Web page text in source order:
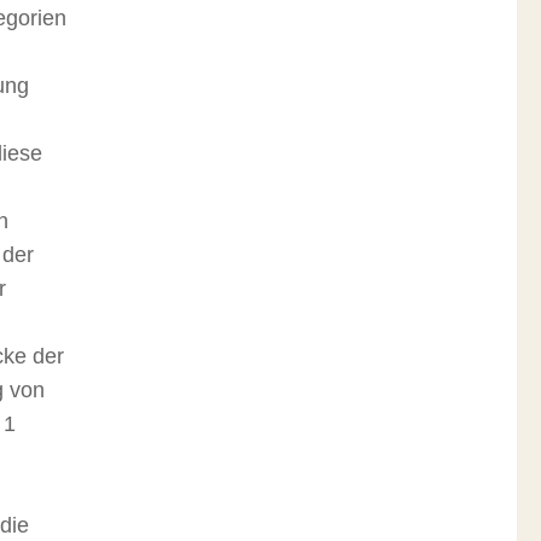
der
von